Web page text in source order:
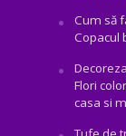
Cum să
Copacul
Flori
casa si